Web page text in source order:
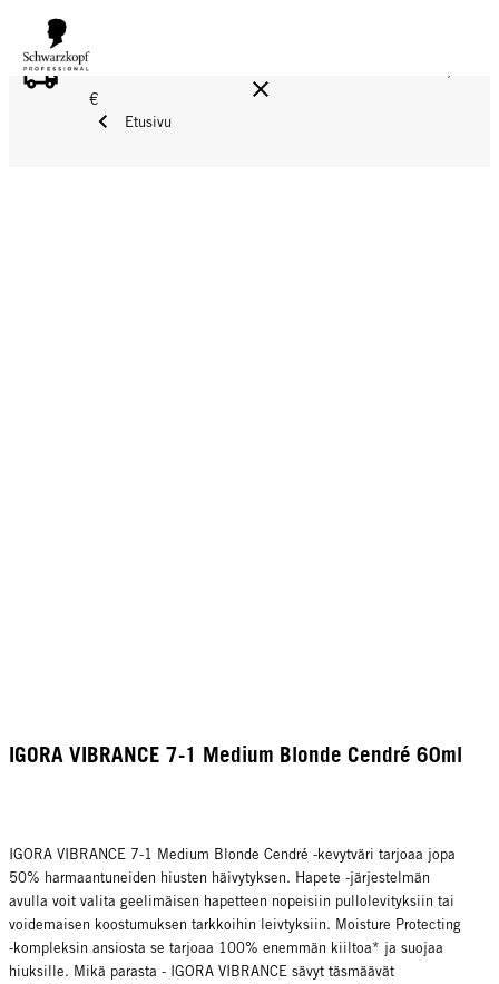
ILMAINEN TOIMITUS YLI 160 € TILAUKSIIN!
€
Etusivu
IGORA VIBRANCE 7-1 Medium Blonde Cendré 60ml
IGORA VIBRANCE 7-1 Medium Blonde Cendré -kevytväri tarjoaa jopa
50% harmaantuneiden hiusten häivytyksen. Hapete -järjestelmän
avulla voit valita geelimäisen hapetteen nopeisiin pullolevityksiin tai
voidemaisen koostumuksen tarkkoihin leivtyksiin. Moisture Protecting
-kompleksin ansiosta se tarjoaa 100% enemmän kiiltoa* ja suojaa
hiuksille. Mikä parasta - IGORA VIBRANCE sävyt täsmäävät